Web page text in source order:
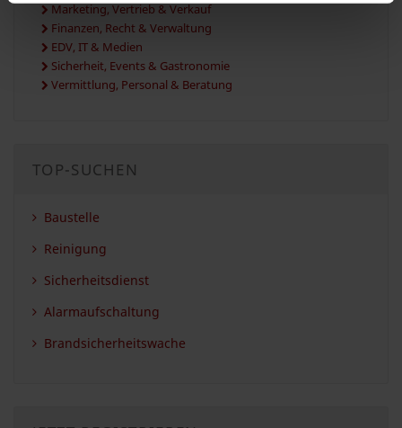
Marketing, Vertrieb & Verkauf
Finanzen, Recht & Verwaltung
EDV, IT & Medien
Sicherheit, Events & Gastronomie
Vermittlung, Personal & Beratung
TOP-SUCHEN
Baustelle
Reinigung
Sicherheitsdienst
Alarmaufschaltung
Brandsicherheitswache